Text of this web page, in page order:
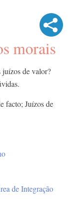
morais
juízos de valor?
facto; Juízos de
de Integração